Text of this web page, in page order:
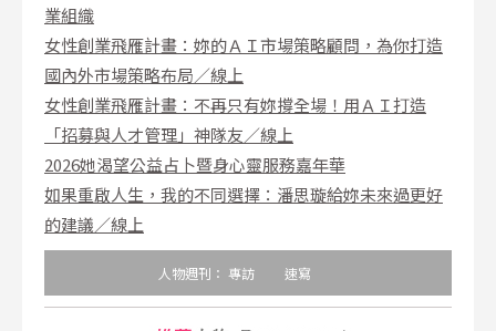
業組織
女性創業飛雁計畫：妳的ＡＩ市場策略顧問，為你打造
國內外市場策略布局／線上
女性創業飛雁計畫：不再只有妳撐全場！用ＡＩ打造
「招募與人才管理」神隊友／線上
2026她渴望公益占卜暨身心靈服務嘉年華
如果重啟人生，我的不同選擇：潘思璇給妳未來過更好
的建議／線上
人物週刊： 專訪 速寫